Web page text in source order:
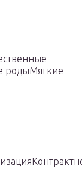
родыМягкие